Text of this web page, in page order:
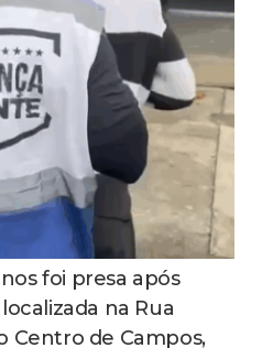
foi presa após
na Rua
Centro de Campos,